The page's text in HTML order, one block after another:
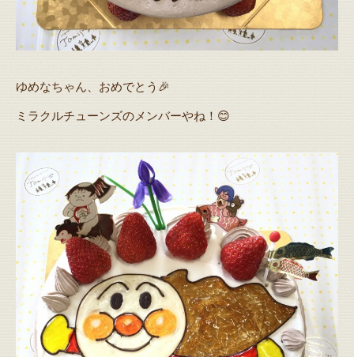
ゆめなちゃん、おめでとう🎉
ミラクルチューンズのメンバーやね！😊